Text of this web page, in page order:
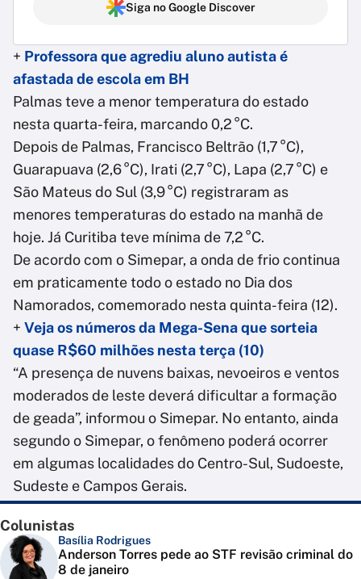
Siga no Google Discover
+ Professora que agrediu aluno autista é
afastada de escola em BH
Palmas teve a menor temperatura do estado
nesta quarta-feira, marcando 0,2 °C.
Depois de Palmas, Francisco Beltrão (1,7 °C),
Guarapuava (2,6 °C), Irati (2,7 °C), Lapa (2,7 °C) e
São Mateus do Sul (3,9 °C) registraram as
menores temperaturas do estado na manhã de
hoje. Já Curitiba teve mínima de 7,2 °C.
De acordo com o Simepar, a onda de frio continua
em praticamente todo o estado no Dia dos
Namorados, comemorado nesta quinta-feira (12).
+ Veja os números da Mega-Sena que sorteia
quase R$60 milhões nesta terça (10)
“A presença de nuvens baixas, nevoeiros e ventos
moderados de leste deverá dificultar a formação
de geada”, informou o Simepar. No entanto, ainda
segundo o Simepar, o fenômeno poderá ocorrer
em algumas localidades do Centro-Sul, Sudoeste,
Sudeste e Campos Gerais.
Colunistas
Basília Rodrigues
Anderson Torres pede ao STF revisão criminal do
8 de janeiro